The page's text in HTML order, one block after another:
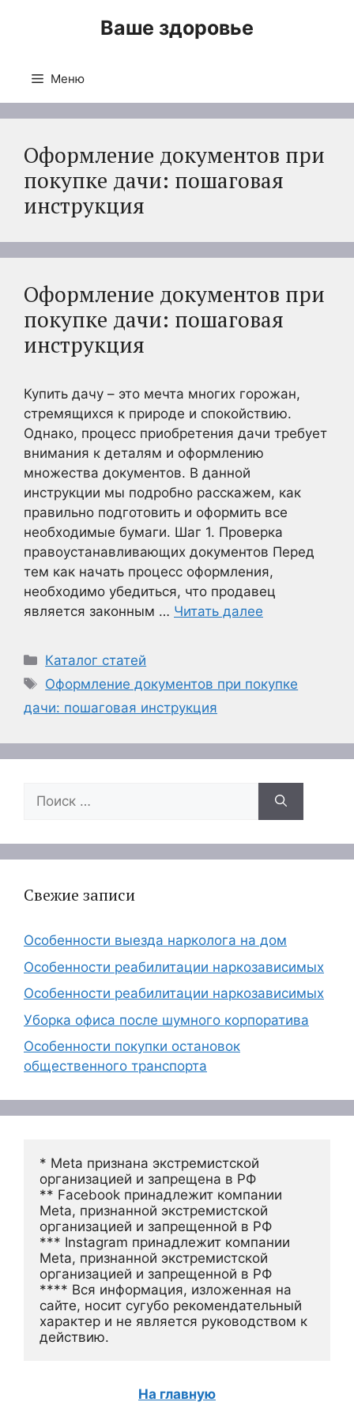
Ваше здоровье
Меню
Оформление документов при
покупке дачи: пошаговая
инструкция
Оформление документов при
покупке дачи: пошаговая
инструкция
Купить дачу – это мечта многих горожан,
стремящихся к природе и спокойствию.
Однако, процесс приобретения дачи требует
внимания к деталям и оформлению
множества документов. В данной
инструкции мы подробно расскажем, как
правильно подготовить и оформить все
необходимые бумаги. Шаг 1. Проверка
правоустанавливающих документов Перед
тем как начать процесс оформления,
необходимо убедиться, что продавец
является законным … Читать далее
Рубрики
Каталог статей
Метки
Оформление документов при покупке
дачи: пошаговая инструкция
Поиск:
Свежие записи
Особенности выезда нарколога на дом
Особенности реабилитации наркозависимых
Особенности реабилитации наркозависимых
Уборка офиса после шумного корпоратива
Особенности покупки остановок
общественного транспорта
* Meta признана экстремистской
организацией и запрещена в РФ
** Facebook принадлежит компании
Meta, признанной экстремистской
организацией и запрещенной в РФ
*** Instagram принадлежит компании
Meta, признанной экстремистской
организацией и запрещенной в РФ
**** Вся информация, изложенная на
сайте, носит сугубо рекомендательный
характер и не является руководством к
действию.
На главную